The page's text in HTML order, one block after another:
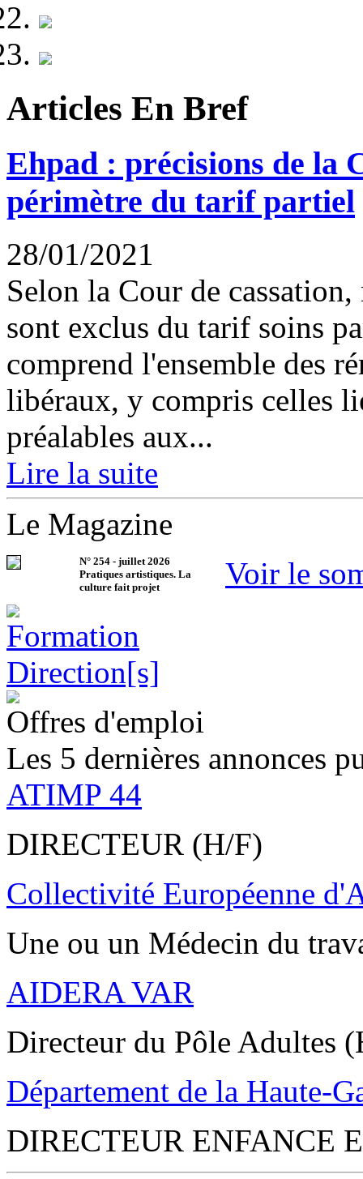
Articles En Bref
Ehpad : précisions de la
périmètre du tarif partiel
28/01/2021
Selon la Cour de
sont exclus du tarif soins
comprend l'ensemble des
libéraux, y compris celles
préalables aux...
Lire la suite
Le Magazine
N° 254 - juillet 2026
Pratiques artistiques. La
culture fait projet
Voir le
Offres d'emploi
Les 5 dernières annonces
ATIMP 44
DIRECTEUR (H/F)
Collectivité Européenne
Une ou un Médecin du
AIDERA VAR
Directeur du Pôle Adultes
Département de la Haute-
DIRECTEUR ENFANCE